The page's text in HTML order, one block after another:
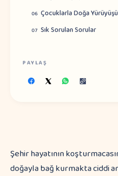
06 Çocuklarla Doğa
07 Sık Sorulan Sorular
PAYLAŞ
Şehir hayatının
doğayla bağ kurmakta ciddi